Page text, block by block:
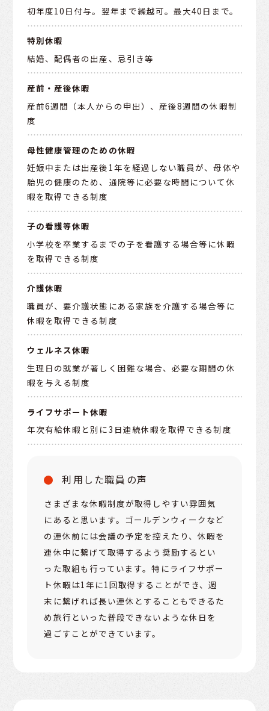
初年度10日付与。翌年まで繰越可。最大40日まで。
特別休暇
結婚、配偶者の出産、忌引き等
産前・産後休暇
産前6週間（本人からの申出）、産後8週間の休暇制
度
母性健康管理のための休暇
妊娠中または出産後1年を経過しない職員が、母体や
胎児の健康のため、 通院等に必要な時間について休
暇を取得できる制度
子の看護等休暇
小学校を卒業するまでの子を看護する場合等に休暇
を取得できる制度
介護休暇
職員が、要介護状態にある家族を介護する場合等に
休暇を取得できる制度
ウェルネス休暇
生理日の就業が著しく困難な場合、必要な期間の休
暇を与える制度
ライフサポート休暇
年次有給休暇と別に3日連続休暇を取得できる制度
利用した職員の声
さまざまな休暇制度が取得しやすい雰囲気
にあると思います。ゴールデンウィークなど
の連休前には会議の予定を控えたり、休暇を
連休中に繋げて取得するよう奨励するとい
った取組も行っています。特にライフサポー
ト休暇は1年に1回取得することができ、週
末に繋げれば長い連休とすることもできるた
め旅行といった普段できないような休日を
過ごすことができています。